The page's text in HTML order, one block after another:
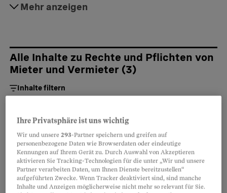
Mehr anzeigen
Hier erfahren Sie mehr über Ihre Rechte und Pflichten
Alle Inhalte zu Rechte und Pflichten von
Mieter und Vermieter (3)
Inhalte filtern
Grundlage
Balkon, Sitzplatz und Terrasse in der
Mietwohnung
Balkon, Sitzplatz und Terrasse sind für viele ein Stück
Freiheit, geben aber auch Anlass zu Konflikten.
Ihre Privatsphäre ist uns wichtig
Wir und unsere293-Partner speichern und greifen auf
personenbezogene Daten wie Browserdaten oder eindeutige
Kennungen auf Ihrem Gerät zu. Durch Auswahl von Akzeptieren
aktivieren Sie Tracking-Technologien für die unter „Wir und unsere
Partner verarbeiten Daten, um Ihnen Dienste bereitzustellen“
aufgeführten Zwecke. Wenn Tracker deaktiviert sind, sind manche
Inhalte und Anzeigen möglicherweise nicht mehr so relevant für Sie.